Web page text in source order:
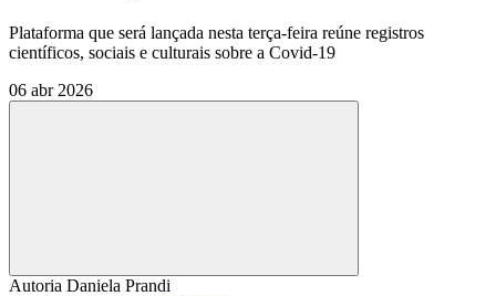
Plataforma que será lançada nesta terça-feira reúne registros
científicos, sociais e culturais sobre a Covid-19
06 abr 2026
Compartilhar
Autoria Daniela Prandi